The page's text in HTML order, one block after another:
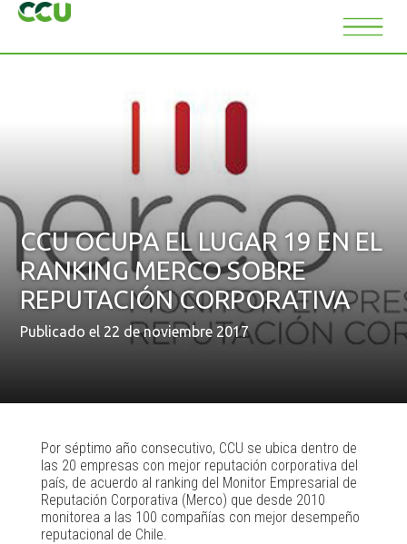
CCU OCUPA EL LUGAR 19 EN EL
RANKING MERCO SOBRE
REPUTACIÓN CORPORATIVA
Publicado el 22 de noviembre 2017
Por séptimo año consecutivo, CCU se ubica dentro de
las 20 empresas con mejor reputación corporativa del
país, de acuerdo al ranking del Monitor Empresarial de
Reputación Corporativa (Merco) que desde 2010
monitorea a las 100 compañías con mejor desempeño
reputacional de Chile.